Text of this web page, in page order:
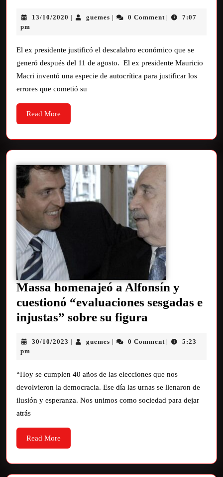
13/10/2020 | guemes | 0 Comment |
7:07
pm
El ex presidente justificó el descalabro económico que se
generó después del 11 de agosto. El ex presidente Mauricio
Macri inventó una especie de autocrítica para justificar los
errores que cometió su
Read More
Massa homenajeó a Alfonsín y
cuestionó “evaluaciones sesgadas e
injustas” sobre su figura
30/10/2023 | guemes | 0 Comment |
5:23
pm
“Hoy se cumplen 40 años de las elecciones que nos
devolvieron la democracia. Ese día las urnas se llenaron de
ilusión y esperanza. Nos unimos como sociedad para dejar
atrás
Read More